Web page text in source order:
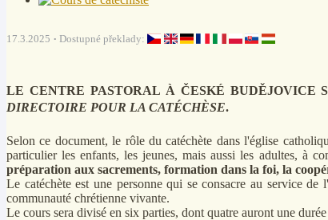
17.3.2025 Dostupné překlady:
LE CENTRE PASTORAL À ČESKÉ BUDĚJOVICE
DIRECTOIRE POUR LA CATÉCHÈSE.
Selon ce document, le rôle du catéchète dans l'église
particulier les enfants, les jeunes, mais aussi les adultes, à
préparation aux sacrements, formation dans la foi, la
Le catéchète est une personne qui se consacre au service
communauté chrétienne vivante.
Le cours sera divisé en six parties, dont quatre auront une